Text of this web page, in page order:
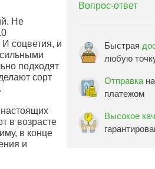
Не
соцветия, и
подходят
сорт
в возрасте
в конце
и
Вопрос-ответ
Быстрая
любую
Отправка
платежом
Высокое